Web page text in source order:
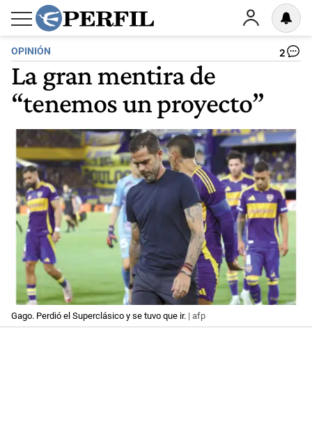
OPINIÓN 2
La gran mentira de
“tenemos un proyecto”
Gago. Perdió el Superclásico y se tuvo que ir. | afp